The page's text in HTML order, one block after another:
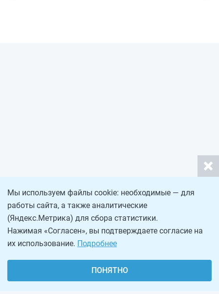
Мы используем файлы cookie: необходимые — для
работы сайта, а также аналитические
(Яндекс.Метрика) для сбора статистики.
Нажимая «Согласен», вы подтверждаете согласие на
их использование. Подробнее
ПОНЯТНО